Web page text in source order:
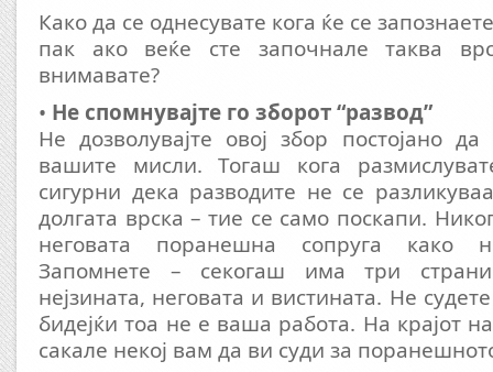
Како да се однесувате кога ќе се
пак ако веќе сте започнале таква
внимавате?
• Не спомнувајте го зборот “развод”
Не дозволувајте овој збор постојано
вашите мисли. Тогаш кога
сигурни дека разводите не се
долгата врска – тие се само поскапи.
неговата поранешна сопруга како
Запомнете – секогаш има три
нејзината, неговата и вистината. Не
бидејќи тоа не е ваша работа. На крајот
сакале некој вам да ви суди за